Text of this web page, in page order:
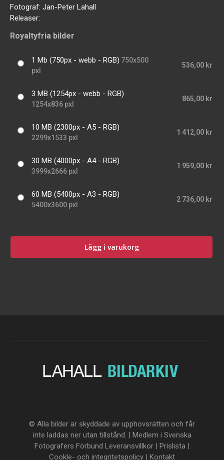
Fotograf: Jan-Peter Lahall
Releaser:
Royaltyfria bilder
1 Mb (750px - webb - RGB) 750x500
pxl
536,00 kr
3 MB (1254px - webb - RGB)
1254x836 pxl
865,00 kr
10 MB (2300px - A5 - RGB)
2299x1533 pxl
1 412,00 kr
30 MB (4000px - A4 - RGB)
3999x2666 pxl
1 959,00 kr
60 MB (5400px - A3 - RGB)
5400x3600 pxl
2 736,00 kr
Lägg i varukorg
© Alla bilder är skyddade av upphovsrätten och får
inte laddas ner utan tillstånd. | Medlem i Svenska
Fotografers Förbund Leveransvillkor | Prislista |
Cookle- och integritetspolicy | Kontakt